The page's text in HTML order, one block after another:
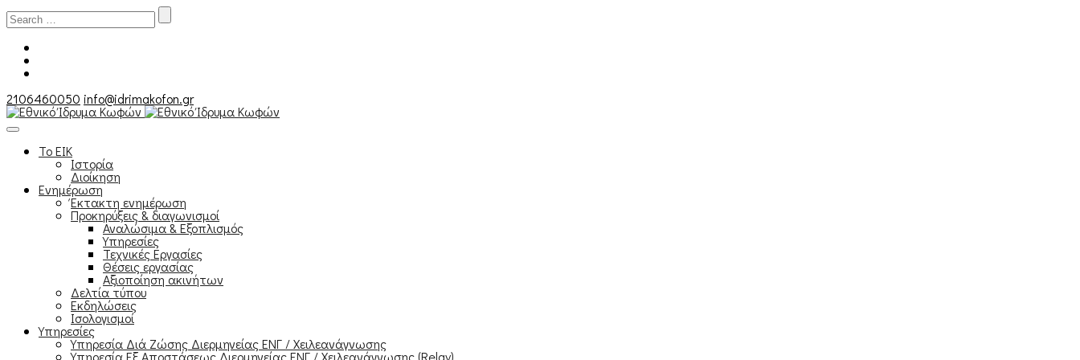
Search
for:
2106460050 info@idrimakofon.gr
Το ΕΙΚ
Ιστορία
Διοίκηση
Ενημέρωση
Έκτακτη ενημέρωση
Προκηρύξεις & διαγωνισμοί
Αναλώσιμα & Εξοπλισμός
Υπηρεσίες
Τεχνικές Εργασίες
Θέσεις εργασίας
Αξιοποίηση ακινήτων
Δελτία τύπου
Εκδηλώσεις
Ισολογισμοί
Υπηρεσίες
Υπηρεσία Διά Ζώσης Διερμηνείας ΕΝΓ / Χειλεανάγνωσης
Υπηρεσία Εξ Αποστάσεως Διερμηνείας ΕΝΓ / Χειλεανάγνωσης (Relay)